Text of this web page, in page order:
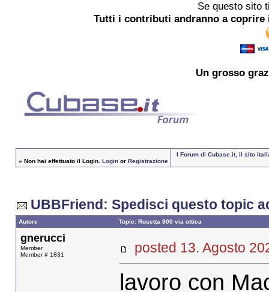
Se questo sito
Tutti i contributi andranno a
Un grosso
» Non hai effettuato il Login. Loginor Registrazione
I Forum di Cubase.it, il sito
UBBFriend: Spedisci questo topic
Autore Topic: Rosetta 800 via ottica
gnerucci
Member
Member # 1831
posted 13. Agosto
lavoro con